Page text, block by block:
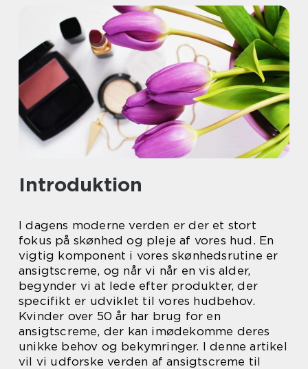
Introduktion
I dagens moderne verden er der et stort
fokus på skønhed og pleje af vores hud. En
vigtig komponent i vores skønhedsrutine er
ansigtscreme, og når vi når en vis alder,
begynder vi at lede efter produkter, der
specifikt er udviklet til vores hudbehov.
Kvinder over 50 år har brug for en
ansigtscreme, der kan imødekomme deres
unikke behov og bekymringer. I denne artikel
vil vi udforske verden af ansigtscreme til